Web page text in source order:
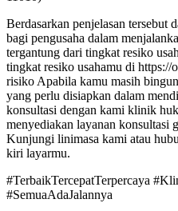
Berdasarkan penjelasan tersebut
bagi pengusaha dalam
tergantung dari tingkat resiko
tingkat resiko usahamu di
risiko Apabila kamu masih
yang perlu disiapkan dalam
konsultasi dengan kami klinik
menyediakan layanan konsultasi
Kunjungi linimasa kami atau
kiri layarmu.
#TerbaikTercepatTerpercaya
#SemuaAdaJalannya